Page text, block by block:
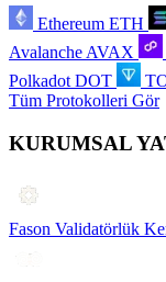
Ethereum ETH
Avalanche AVAX
Polkadot DOT
Tüm Protokolleri Gör
KURUMSAL
Fason Validatörlük